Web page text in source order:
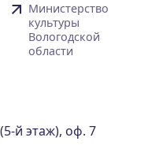
Министерство
культуры
Вологодской
области
й этаж), оф. 7